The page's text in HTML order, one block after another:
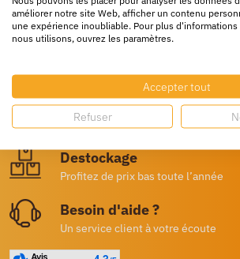
24/72h partout en europe
Livraison gratuite
Dès 250€ HT d’achat
Destockage
Profitez de prix bas toute l’année
Besoin d'aide ?
Un service client à votre écoute
améliorer notre site Web, afficher un contenu
une expérience inoubliable. Pour plus
nous utilisons, ouvrez les paramètres.
Accepter tout
Refuser